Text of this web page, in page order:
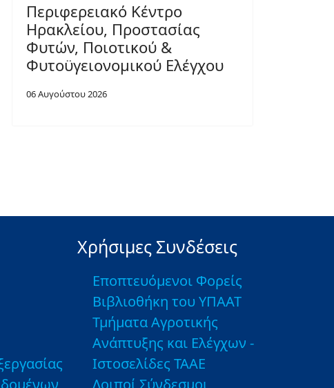
Περιφερειακό Κέντρο
Ηρακλείου, Προστασίας
Φυτών, Ποιοτικού &
Φυτοϋγειονομικού Ελέγχου
06 Αυγούστου 2026
Χρήσιμες Συνδέσεις
Εποπτευόμενοι Φορείς
Βιβλιοθήκη του ΥΠΑΑΤ
Τμήματα Αγροτικής
Ανάπτυξης και Ελέγχων -
Ιστοσελίδες ΤΑΑΕ
Λοιποί Σύνδεσμοι